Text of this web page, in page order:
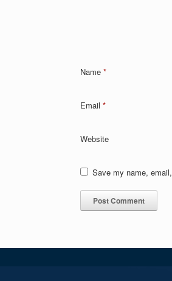
Name *
Email *
Website
Save my name,